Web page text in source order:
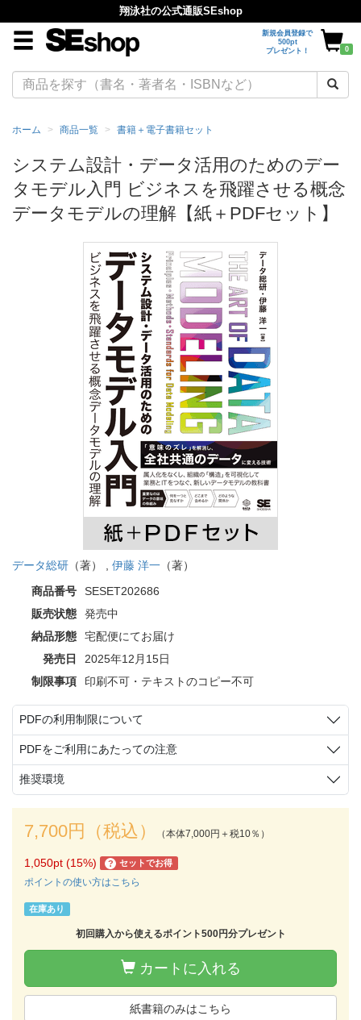
翔泳社の公式通販SEshop
新規会員登録で
500pt
プレゼント！
0
ホーム 商品一覧 書籍＋電子書籍セット
システム設計・データ活用のためのデー
タモデル入門 ビジネスを飛躍させる概念
データモデルの理解【紙＋PDFセット】
データ総研 （著） , 伊藤 洋一 （著）
商品番号
SESET202686
販売状態
発売中
納品形態
宅配便にてお届け
発売日
2025年12月15日
制限事項
印刷不可・テキストのコピー不可
PDFの利用制限について
PDFをご利用にあたっての注意
推奨環境
7,700円（税込） （本体7,000円＋税10％）
1,050pt (15%) ? セットでお得
ポイントの使い方はこちら
在庫あり
初回購入から使えるポイント500円分プレゼント
カートに入れる
紙書籍のみはこちら